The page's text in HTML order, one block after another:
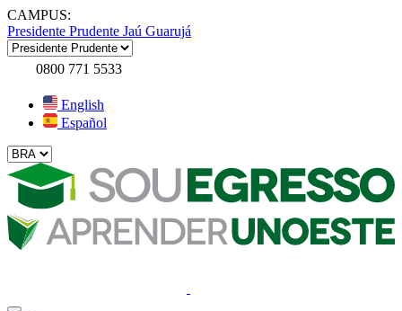
CAMPUS:
Presidente Prudente Jaú Guarujá
0800 771 5533
English
Español